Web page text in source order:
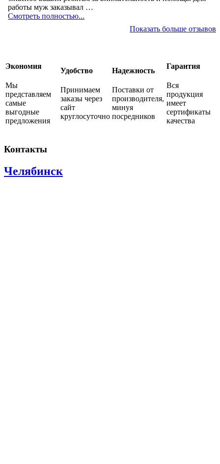
работы муж заказывал …
Смотреть полностью...
Показать больше отзывов
Экономия
Мы
представляем
самые
выгодные
предложения
Удобство
Принимаем
заказы через
сайт
круглосуточно
Надежность
Поставки от
производителя,
минуя
посредников
Гарантия
Вся
продукция
имеет
сертификаты
качества
Контакты
Челябинск